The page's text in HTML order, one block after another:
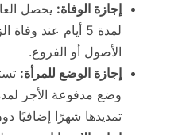
إجازة الوفاة: يحصل
لمدة 5 أيام عند
الأصول أو الفروع.
إجازة الوضع للمرأة:
تمديدها شهرًا إضافيًا